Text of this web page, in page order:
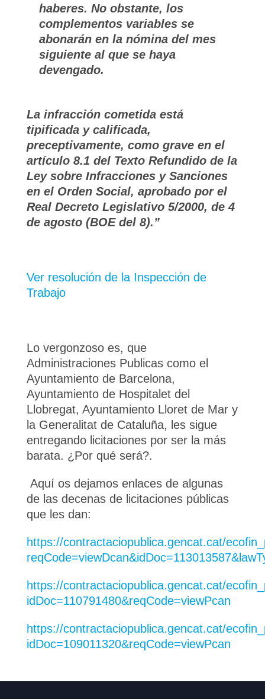
haberes. No obstante, los
complementos variables se
abonarán en la nómina del mes
siguiente al que se haya
devengado.
La infracción cometida está
tipificada y calificada,
preceptivamente, como grave en el
artículo 8.1 del Texto Refundido de la
Ley sobre Infracciones y Sanciones
en el Orden Social, aprobado por el
Real Decreto Legislativo 5/2000, de 4
de agosto (BOE del 8).”
Ver resolución de la Inspección de
Trabajo
Lo vergonzoso es, que
Administraciones Publicas como el
Ayuntamiento de Barcelona,
Ayuntamiento de Hospitalet del
Llobregat, Ayuntamiento Lloret de Mar y
la Generalitat de Cataluña, les sigue
entregando licitaciones por ser la más
barata. ¿Por qué será?.
Aquí os dejamos enlaces de algunas
de las decenas de licitaciones públicas
que les dan:
https://contractaciopublica.gencat.cat/
https://contractaciopublica.gencat.cat/
idDoc=110791480&reqCode=viewPcan
https://contractaciopublica.gencat.cat/
idDoc=109011320&reqCode=viewPcan